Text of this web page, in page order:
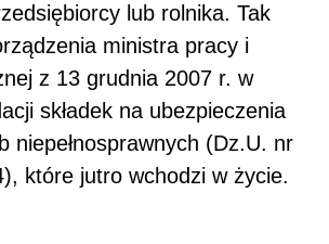
lub rolnika. Tak
ministra pracy i
z 13 grudnia 2007 r. w
składek na ubezpieczenia
niepełnosprawnych (Dz.U. nr
które jutro wchodzi w życie.